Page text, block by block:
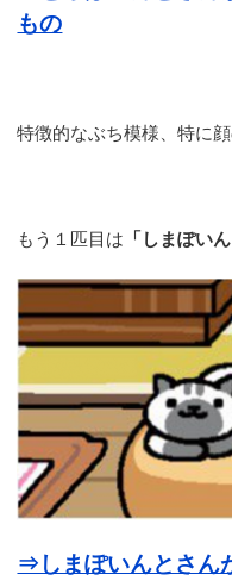
もの
特徴的なぶち模様、特に
もう１匹目は 「しまぽい
⇒しまぽいんとさん